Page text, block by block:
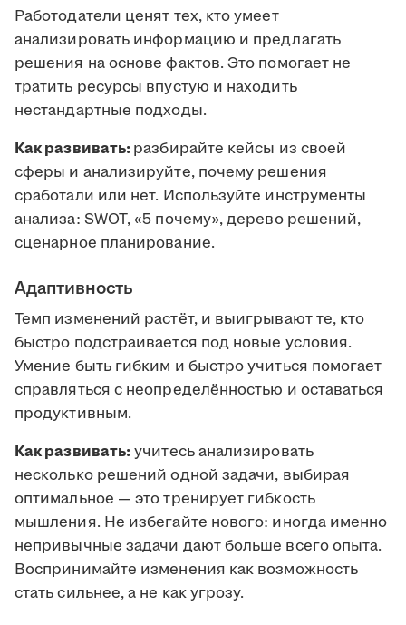
Работодатели ценят тех, кто умеет
анализировать информацию и предлагать
решения на основе фактов. Это помогает не
тратить ресурсы впустую и находить
нестандартные подходы.
Как развивать:разбирайте кейсы из своей
сферы и анализируйте, почему решения
сработали или нет. Используйте инструменты
анализа: SWOT, «5 почему», дерево решений,
сценарное планирование.
Адаптивность
Темп изменений растёт, и выигрывают те, кто
быстро подстраивается под новые условия.
Умение быть гибким и быстро учиться помогает
справляться с неопределённостью и оставаться
продуктивным.
Как развивать:учитесь анализировать
несколько решений одной задачи, выбирая
оптимальное — это тренирует гибкость
мышления. Не избегайте нового: иногда именно
непривычные задачи дают больше всего опыта.
Воспринимайте изменения как возможность
стать сильнее, а не как угрозу.